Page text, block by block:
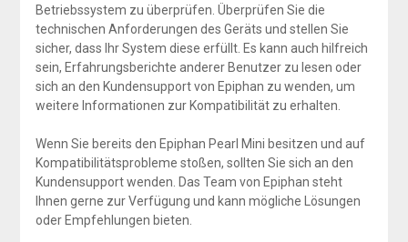
Betriebssystem zu überprüfen. Überprüfen Sie die
technischen Anforderungen des Geräts und stellen Sie
sicher, dass Ihr System diese erfüllt. Es kann auch hilfreich
sein, Erfahrungsberichte anderer Benutzer zu lesen oder
sich an den Kundensupport von Epiphan zu wenden, um
weitere Informationen zur Kompatibilität zu erhalten.
Wenn Sie bereits den Epiphan Pearl Mini besitzen und auf
Kompatibilitätsprobleme stoßen, sollten Sie sich an den
Kundensupport wenden. Das Team von Epiphan steht
Ihnen gerne zur Verfügung und kann mögliche Lösungen
oder Empfehlungen bieten.